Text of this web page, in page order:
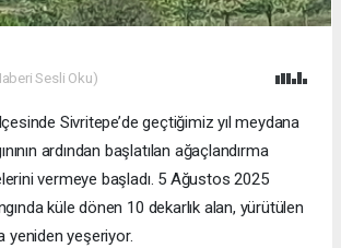
Sesli Oku)
Sivritepe’de geçtiğimiz yıl meydana
ardından başlatılan ağaçlandırma
vermeye başladı. 5 Ağustos 2025
küle dönen 10 dekarlık alan, yürütülen
yeniden yeşeriyor.